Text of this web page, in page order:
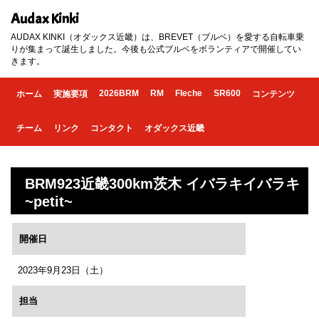
Audax Kinki
AUDAX KINKI（オダックス近畿）は、BREVET（ブルベ）を愛する自転車乗
りが集まって誕生しました。今後も公式ブルベをボランティアで開催してい
きます。
ホーム 実施要項 2026BRM RM Fleche SR600 コンテンツ
チーム リンク コンタクト オダックス近畿
BRM923近畿300km茨木 イバラキイバラキ
~petit~
開催日
2023年9月23日（土）
担当